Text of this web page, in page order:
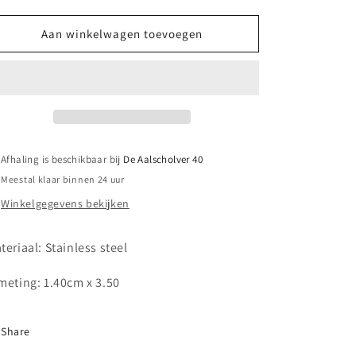
voor
Oorbellen
Nina
voor
Oorbellen
Nina
Aan winkelwagen toevoegen
Afhaling is beschikbaar bij De Aalscholver 40
Meestal klaar binnen 24 uur
Winkelgegevens bekijken
Stainless steel
1.40cm x 3.50
Share